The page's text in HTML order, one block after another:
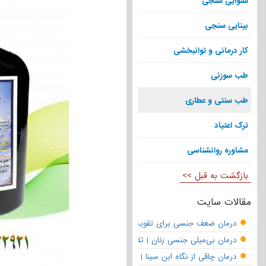
بینایی سنجی
کار درمانی و توانبخشی
طب سوزنی
طب سنتی و عطاری
ترک اعتیاد
مشاوره روانشناسی
بازگشت به قبل >>
مقالات سایت
درمان ضعف جنسی برای تقویت قوای مردانه | تقویت نعوظ و رفع
درمان بی‌میلی جنسی زنان | تقویت قوای جنسی و بازگشت لذت
درمان چاقی از نگاه ابن سینا | نسخه حکما برای کاهش وزن طبیعی